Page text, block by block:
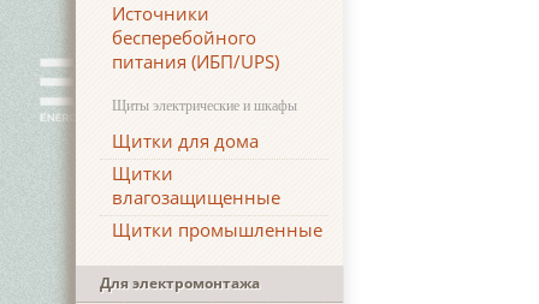
Источники
бесперебойного
питания (ИБП/UPS)
Щиты электрические и шкафы
Щитки для дома
Щитки
влагозащищенные
Щитки промышленные
Для электромонтажа